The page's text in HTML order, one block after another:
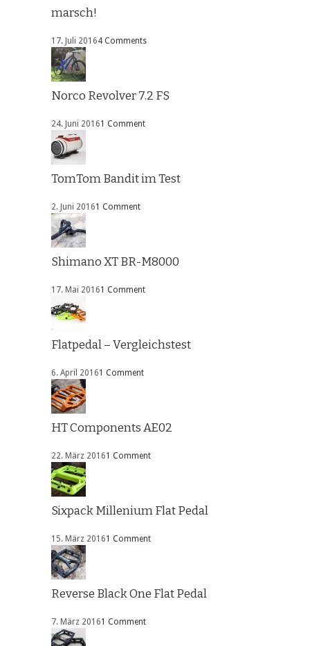
marsch!
17. Juli 20164 Comments
Norco Revolver 7.2 FS
24. Juni 20161 Comment
TomTom Bandit im Test
2. Juni 20161 Comment
Shimano XT BR-M8000
17. Mai 20161 Comment
Flatpedal – Vergleichstest
6. April 20161 Comment
HT Components AE02
22. März 20161 Comment
Sixpack Millenium Flat Pedal
15. März 20161 Comment
Reverse Black One Flat Pedal
7. März 20161 Comment